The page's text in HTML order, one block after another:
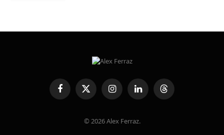
FacebookX
(Twitter)
InstagramLinkedInThreads
© 2026 Alex Ferraz.